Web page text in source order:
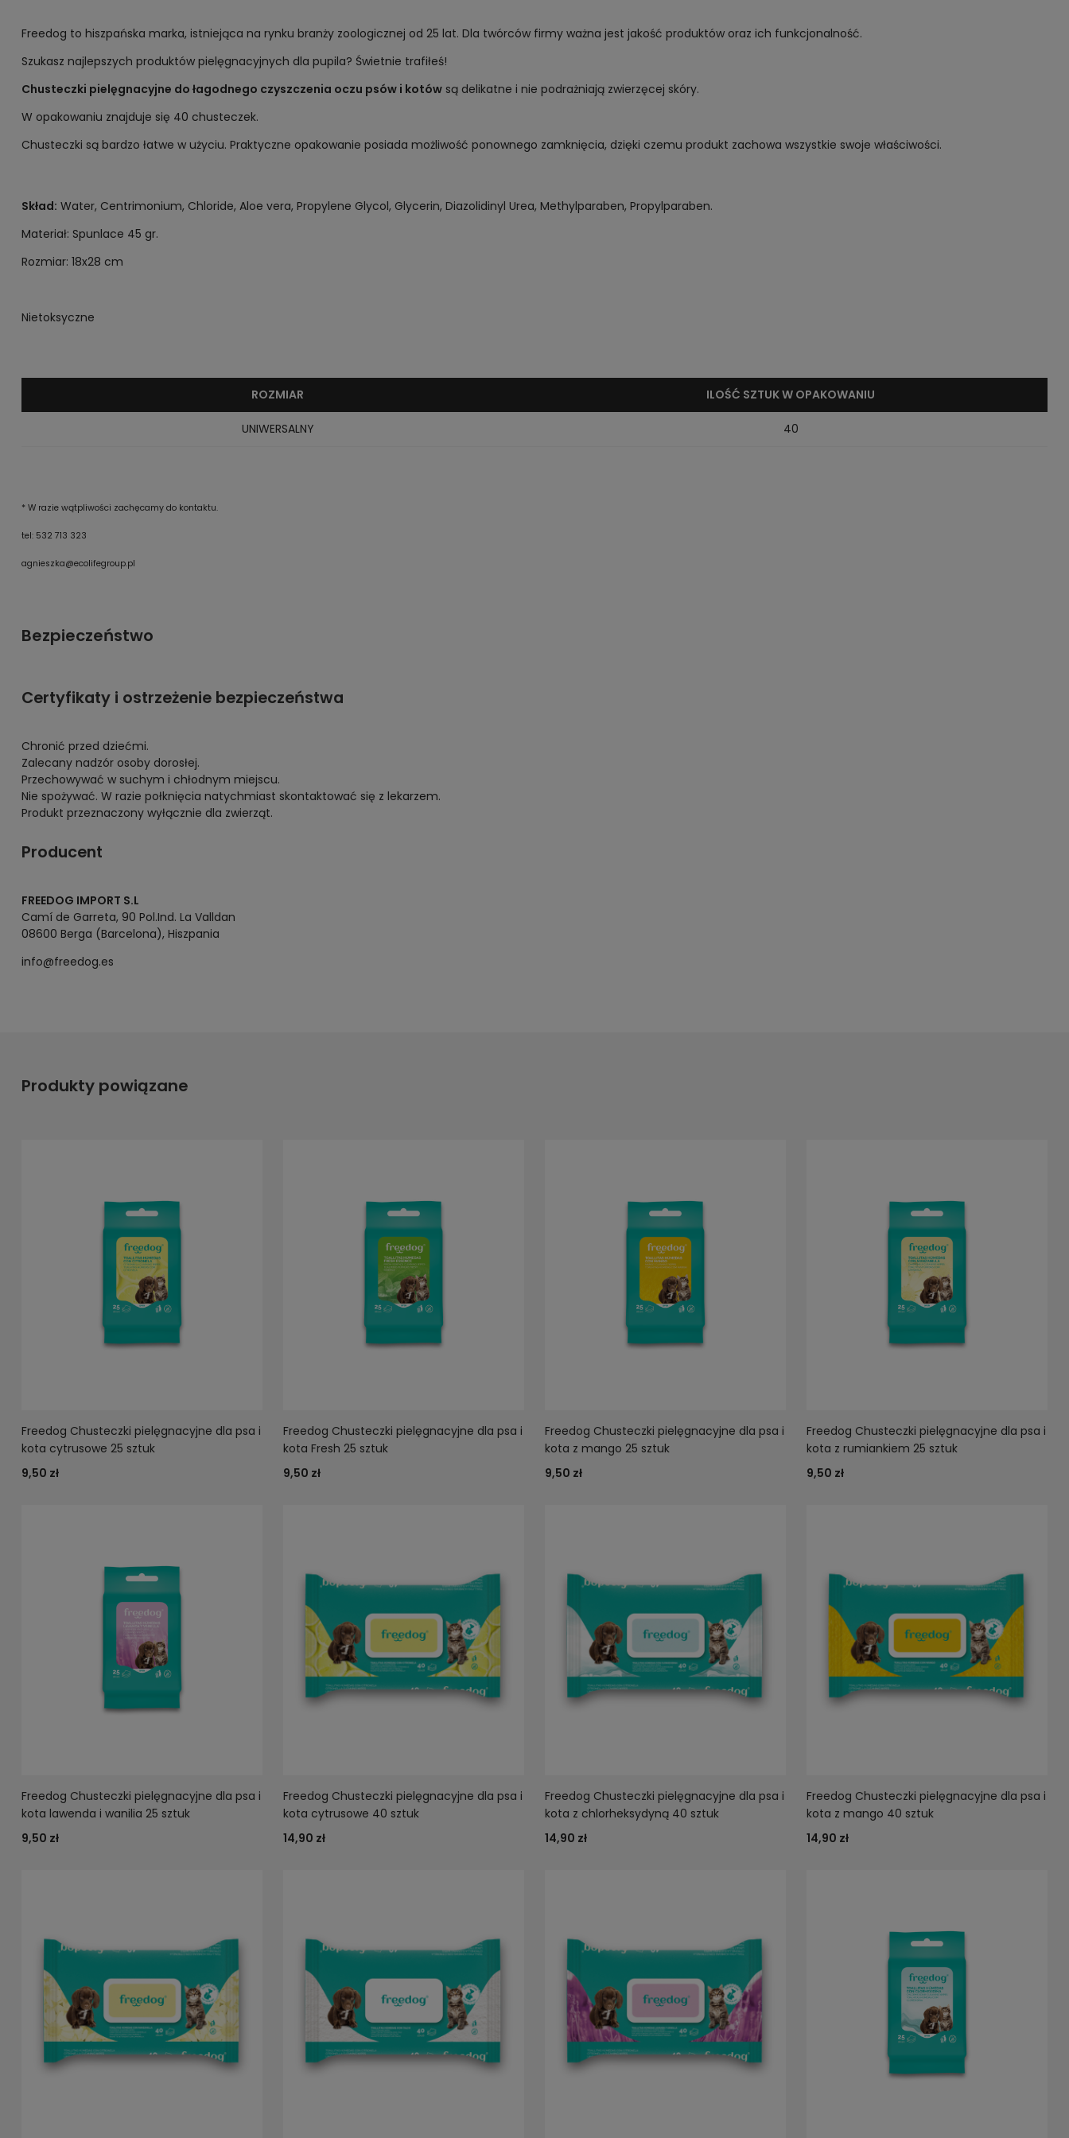
Freedog to hiszpańska marka, istniejąca na rynku branży zoologicznej od 25 lat. Dla twórców firmy ważna jest jakość produktów oraz ich funkcjonalność.
Szukasz najlepszych produktów pielęgnacyjnych dla pupila? Świetnie trafiłeś!
Chusteczki pielęgnacyjne do łagodnego czyszczenia oczu psów i kotówsą delikatne i nie podrażniają zwierzęcej skóry.
W opakowaniu znajduje się 40 chusteczek.
Chusteczki są bardzo łatwe w użyciu. Praktyczne opakowanie posiada możliwość ponownego zamknięcia, dzięki czemu produkt zachowa wszystkie swoje właściwości.
Skład: Water, Centrimonium, Chloride, Aloe vera, Propylene Glycol, Glycerin, Diazolidinyl Urea, Methylparaben, Propylparaben.
Materiał: Spunlace 45 gr.
Rozmiar: 18x28 cm
Nietoksyczne
ROZMIAR ILOŚĆ SZTUK W OPAKOWANIU
UNIWERSALNY 40
* W razie wątpliwości zachęcamy do kontaktu.
tel: 532 713 323
agnieszka@ecolifegroup.pl
Bezpieczeństwo
Certyfikaty i ostrzeżenie bezpieczeństwa
Chronić przed dziećmi.
Zalecany nadzór osoby dorosłej.
Przechowywać w suchym i chłodnym miejscu.
Nie spożywać. W razie połknięcia natychmiast skontaktować się z lekarzem.
Produkt przeznaczony wyłącznie dla zwierząt.
Producent
FREEDOG IMPORT S.L
Camí de Garreta, 90 Pol.Ind. La Valldan
08600 Berga (Barcelona), Hiszpania
info@freedog.es
Produkty powiązane
Freedog Chusteczki pielęgnacyjne dla psa i
kota cytrusowe 25 sztuk
9,50 zł
Freedog Chusteczki pielęgnacyjne dla psa i
kota Fresh 25 sztuk
9,50 zł
Freedog Chusteczki pielęgnacyjne dla psa i
kota z mango 25 sztuk
9,50 zł
Freedog Chusteczki pielęgnacyjne dla psa i
kota z rumiankiem 25 sztuk
9,50 zł
Freedog Chusteczki pielęgnacyjne dla psa i
kota lawenda i wanilia 25 sztuk
9,50 zł
Freedog Chusteczki pielęgnacyjne dla psa i
kota cytrusowe 40 sztuk
14,90 zł
Freedog Chusteczki pielęgnacyjne dla psa i
kota z chlorheksydyną 40 sztuk
14,90 zł
Freedog Chusteczki pielęgnacyjne dla psa i
kota z mango 40 sztuk
14,90 zł